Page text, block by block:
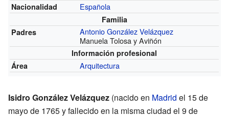
Nacionalidad Española
Familia
Padres
Antonio González Velázquez
Manuela Tolosa y Aviñón
Información profesional
Área
Arquitectura
Isidro González Velázquez (nacido en Madrid el 15 de
mayo de 1765 y fallecido en la misma ciudad el 9 de